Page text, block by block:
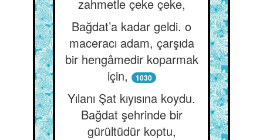
zahmetle çeke çeke,
Bağdat’a kadar geldi. o
maceracı adam, çarşıda
bir hengâmedir koparmak
için,
1030
Yılanı Şat kıyısına koydu.
Bağdat şehrinde bir
gürültüdür koptu,